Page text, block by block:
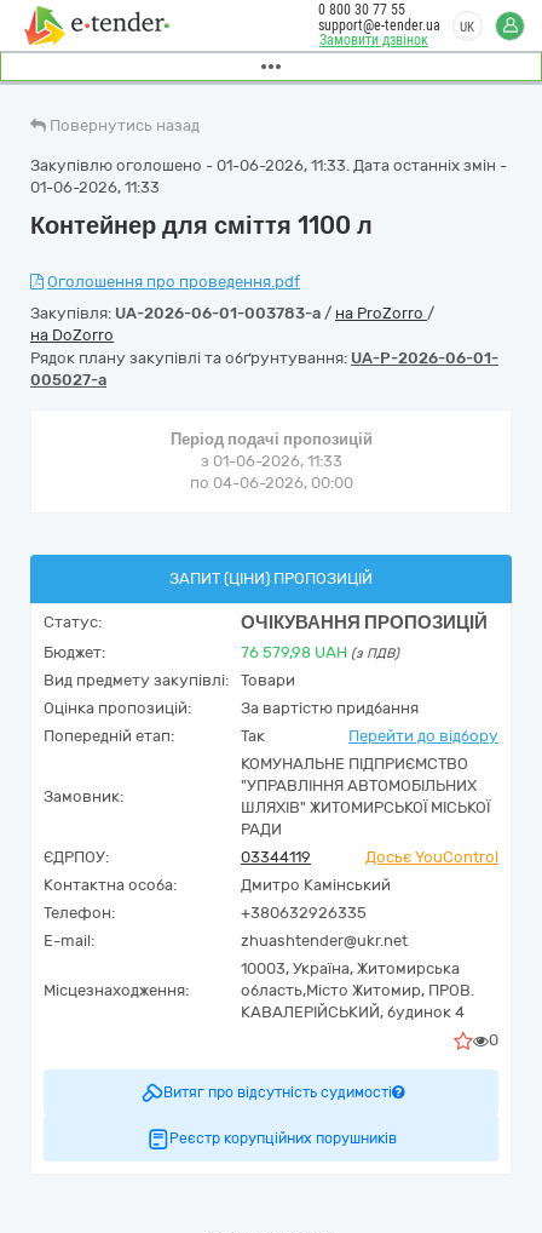
Замовити дзвінок
0 800 30 77 55
support@e-tender.ua
UK
Повернутись назад
Закупівлю оголошено - 01-06-2026, 11:33. Дата останніх змін -
01-06-2026, 11:33
Контейнер для сміття 1100 л
Оголошення про проведення.pdf
Закупівля: UA-2026-06-01-003783-a / на ProZorro /
на DoZorro
Рядок плану закупівлі та обґрунтування: UA-P-2026-06-01-
005027-a
Період подачі пропозицій
з 01-06-2026, 11:33
по 04-06-2026, 00:00
ЗАПИТ (ЦІНИ) ПРОПОЗИЦІЙ
Статус: ОЧІКУВАННЯ ПРОПОЗИЦІЙ
Бюджет: 76 579,98 UAH (з ПДВ)
Вид предмету закупівлі:
Товари
Оцінка пропозицій:
За вартістю придбання
Попередній етап:
Так Перейти до відбору
Замовник:
КОМУНАЛЬНЕ ПІДПРИЄМСТВО
"УПРАВЛІННЯ АВТОМОБІЛЬНИХ
ШЛЯХІВ" ЖИТОМИРСЬКОЇ МІСЬКОЇ
РАДИ
ЄДРПОУ:
03344119
Досьє YouControl
Контактна особа:
Дмитро Камінський
Телефон:
+380632926335
E-mail:
zhuashtender@ukr.net
Місцезнаходження:
10003, Україна, Житомирська
область,Місто Житомир, ПРОВ.
КАВАЛЕРІЙСЬКИЙ, будинок 4
0
Витяг про відсутність судимості
Реєстр корупційних порушників